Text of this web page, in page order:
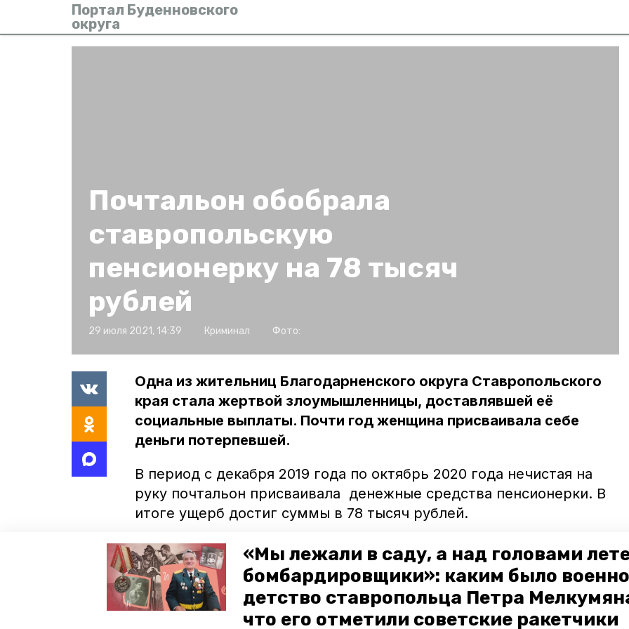
«Мы лежали в саду, а над головами
бомбардировщики»: каким было
детство ставропольца Петра
что его отметили советские ракетчики
Портал Буденновского
округа
Почтальон обобрала
ставропольскую
пенсионерку на 78 тысяч
рублей
29 июля 2021, 14:39 Криминал Фото:
Одна из жительниц Благодарненского округа Ставропольского
края стала жертвой злоумышленницы, доставлявшей её
социальные выплаты. Почти год женщина присваивала себе
деньги потерпевшей.
В период с декабря 2019 года по октябрь 2020 года нечистая на
руку почтальон присваивала денежные средства пенсионерки. В
итоге ущерб достиг суммы в 78 тысяч рублей.
В прокуратуре Ставропольского края сообщили, что по данному
факту было возбуждено уголовное дело. Суд признал фигурантку
виновной в растрате с причинением значительного ущерба.
Женщину приговорили к исправительным работам. На протяжении